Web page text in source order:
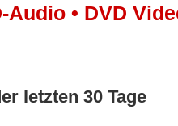
Audio • DVD
letzten 30 Tage